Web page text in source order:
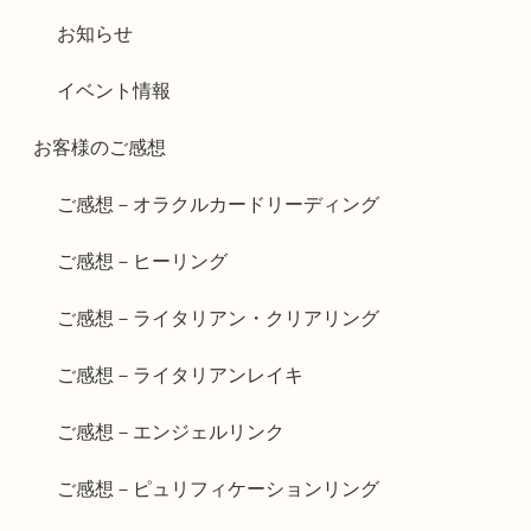
お知らせ
イベント情報
お客様のご感想
ご感想－オラクルカードリーディング
ご感想－ヒーリング
ご感想－ライタリアン・クリアリング
ご感想－ライタリアンレイキ
ご感想－エンジェルリンク
ご感想－ピュリフィケーションリング